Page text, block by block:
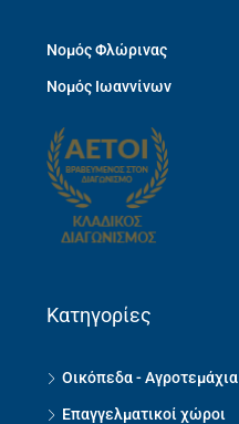
Νομός Φλώρινας
Νομός Ιωαννίνων
Κατηγορίες
Οικόπεδα - Αγροτεμάχια
Επαγγελματικοί χώροι